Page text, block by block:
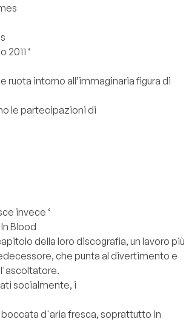
‘
ruota intorno all’immaginaria figura di
le partecipazioni di
invece ‘
Blood
della loro discografia, un lavoro più
che punta al divertimento e
socialmente, i
boccata d'aria fresca, soprattutto in